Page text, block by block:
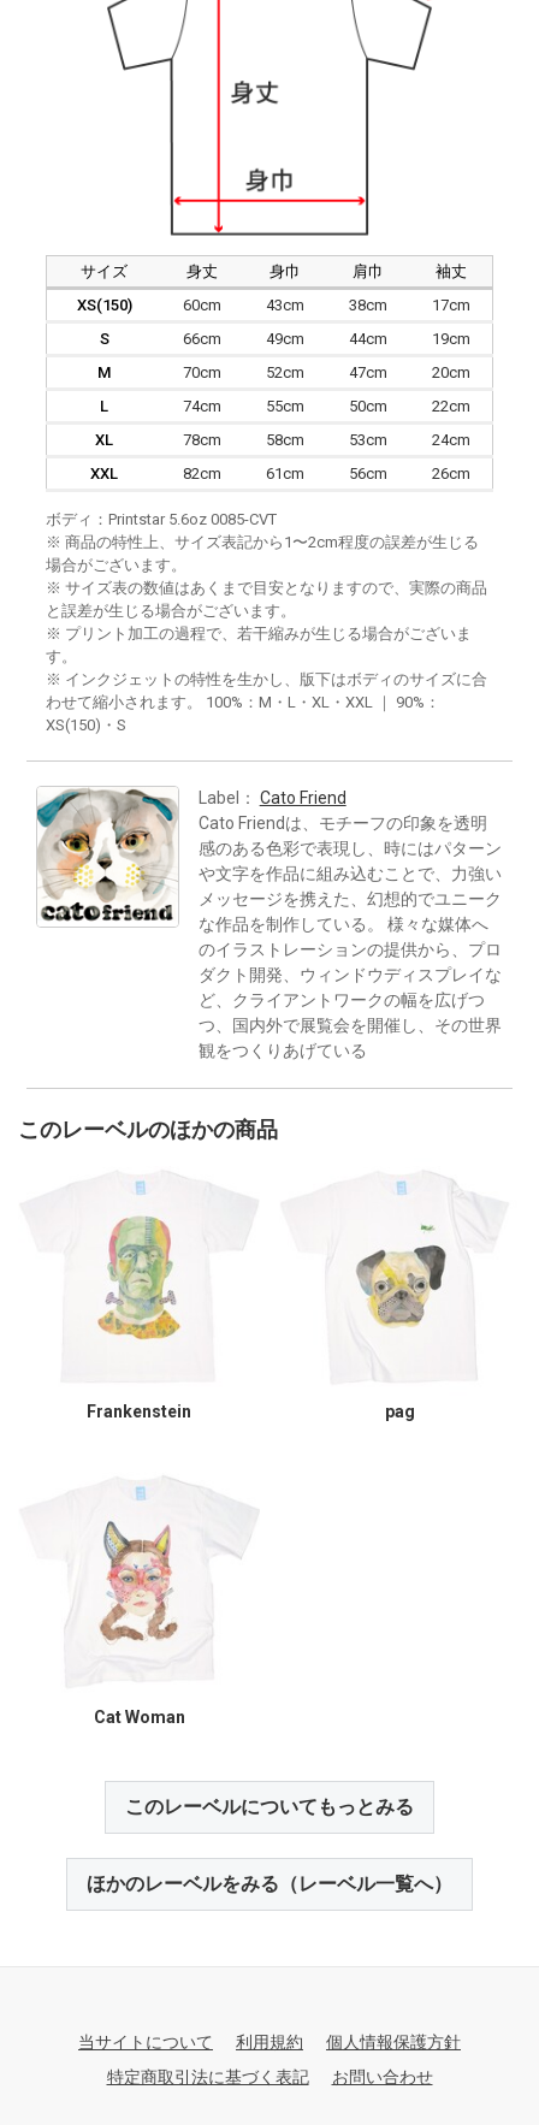
サイズ 身丈 身巾 肩巾
袖丈
XS(150)
60cm 43cm 38cm
17cm
S
66cm 49cm 44cm
19cm
M
70cm 52cm 47cm
20cm
L
74cm 55cm 50cm
22cm
XL
78cm 58cm 53cm
24cm
XXL
82cm 61cm 56cm 26cm
ボディ：Printstar 5.6oz 0085-CVT
※ 商品の特性上、サイズ表記から1〜2cm程度の誤差が生じる
場合がございます。
※ サイズ表の数値はあくまで目安となりますので、実際の商品
と誤差が生じる場合がございます。
※ プリント加工の過程で、若干縮みが生じる場合がございま
す。
※ インクジェットの特性を生かし、版下はボディのサイズに合
わせて縮小されます。 100%：M・L・XL・XXL ｜ 90%：
XS(150)・S
Label： Cato Friend
Cato Friendは、モチーフの印象を透明
感のある色彩で表現し、時にはパターン
や文字を作品に組み込むことで、力強い
メッセージを携えた、幻想的でユニーク
な作品を制作している。 様々な媒体へ
のイラストレーションの提供から、プロ
ダクト開発、ウィンドウディスプレイな
ど、クライアントワークの幅を広げつ
つ、国内外で展覧会を開催し、その世界
観をつくりあげている
このレーベルのほかの商品
Frankenstein pag
Cat Woman
このレーベルについてもっとみる
ほかのレーベルをみる（レーベル一覧へ）
当サイトについて 利用規約
個人情報保護方針
特定商取引法に基づく表記
お問い合わせ